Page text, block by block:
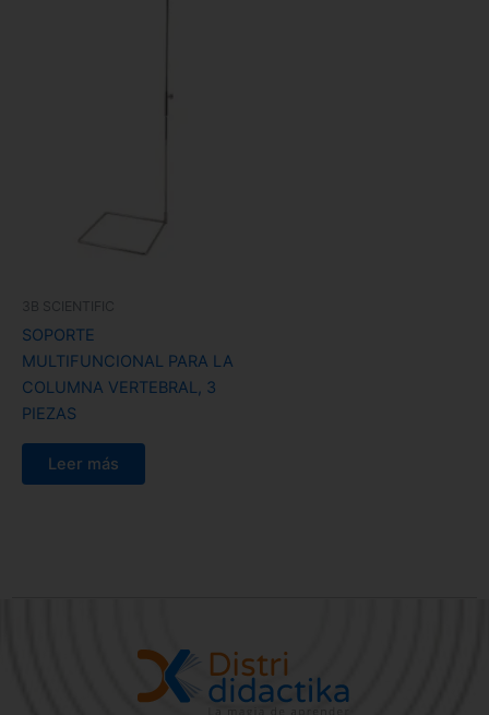
3B SCIENTIFIC
SOPORTE
MULTIFUNCIONAL PARA LA
COLUMNA VERTEBRAL, 3
PIEZAS
Leer más